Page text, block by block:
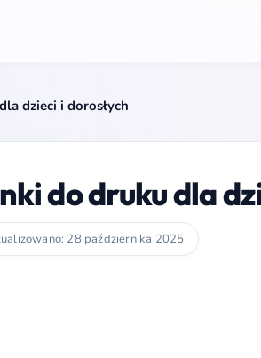
dzieci i dorosłych
do druku dla
28 października 2025